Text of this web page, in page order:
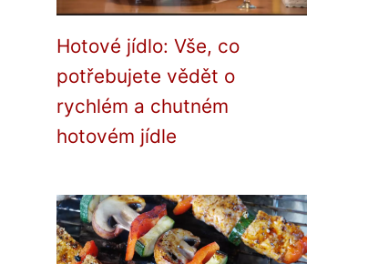
Hotové jídlo: Vše, co
potřebujete vědět o
rychlém a chutném
hotovém jídle